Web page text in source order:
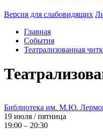
Версия для слабовидящих
Главная
События
Театрализованная
Библиотека им. М.Ю.
19 июля / пятница
19:00 – 20:30